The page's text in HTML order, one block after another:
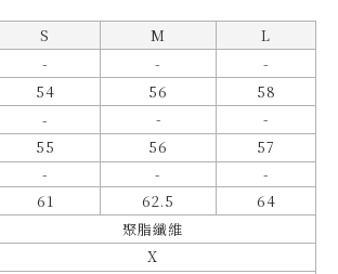
S M
L
- -
-
54 56
58
- -
-
55 56
57
- -
-
61 62.5
64
聚脂纖維
X